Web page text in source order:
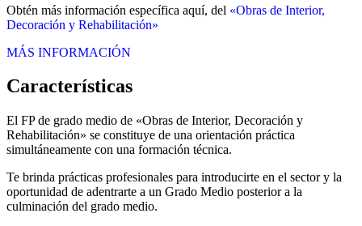
Obtén más información específica aquí, del «Obras de Interior,
Decoración y Rehabilitación»
MÁS INFORMACIÓN
Características
El FP de grado medio de «Obras de Interior, Decoración y
Rehabilitación» se constituye de una orientación práctica
simultáneamente con una formación técnica.
Te brinda prácticas profesionales para introducirte en el sector y la
oportunidad de adentrarte a un Grado Medio posterior a la
culminación del grado medio.